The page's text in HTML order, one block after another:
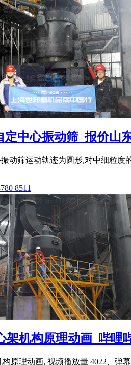
定中心振动筛_报价山
动筛运动轨迹为圆形,对中细粒
8511
架机构原理动画_哔哩
构原理动画, 视频播放量 4022、弹